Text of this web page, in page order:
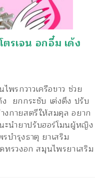
รเจน อกอึ๋ม เด้ง
พรกวาวเครือขาว ช่วย
ยกกระชับ เต่งตึง ปรับ
งกายสตรีให้สมดุล อยาก
นำยาปรับฮอร์โมนผู้หญิง
บำรุงธาตุ ยาเสริม
ทรวงอก สมุนไพรยาเสริม